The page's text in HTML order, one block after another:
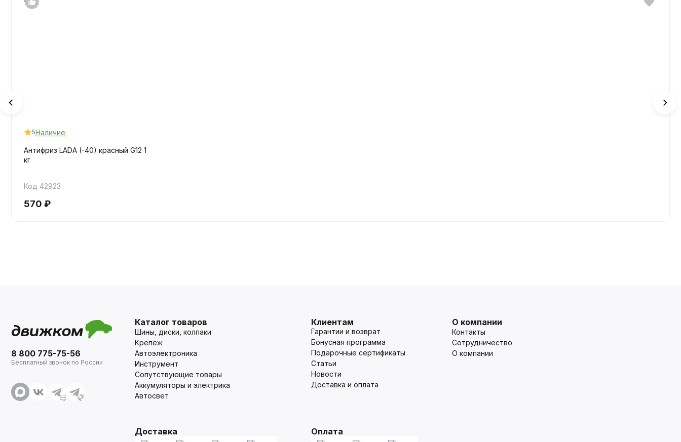
5Наличие
Антифриз LADA (-40) красный G12 1
кг
Код 42923
570 ₽
8 800 775-75-56
Бесплатный звонок по России
Каталог товаров
Шины, диски, колпаки
Крепёж
Автоэлектроника
Инструмент
Сопутствующие товары
Аккумуляторы и электрика
Автосвет
Клиентам
Гарантии и возврат
Бонусная программа
Подарочные сертификаты
Статьи
Новости
Доставка и оплата
О компании
Контакты
Сотрудничество
О компании
Доставка Оплата